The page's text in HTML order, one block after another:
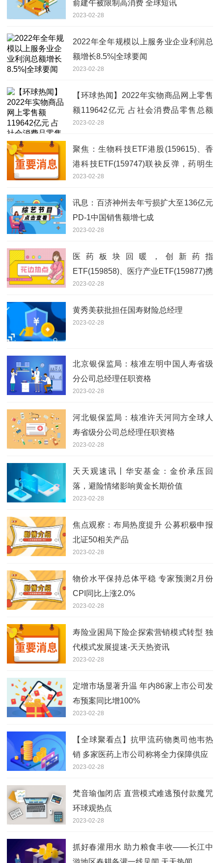
俞建午被限制高消费 全球短讯
2023-02-28
2022年全年规模以上服务业企业利润总
额增长8.5%|全球要闻
2023-02-28
【环球热闻】2022年实物商品网上零售
额119642亿元 占社会消费品零售总额
27.2%
2023-02-28
聚焦：生物科技ETF港股(159615)、香
港科技ETF(159747)联袂反弹，药明生
物一度涨超2.8%
2023-02-28
讯息：百济神州去年亏损扩大至136亿元
PD-1中国销售额增七成
2023-02-28
医药板块回暖，创新药指
ETF(159858)、医疗产业ETF(159877)携
手上扬
2023-02-28
黄秀美获批担任国寿财险总经理
2023-02-28
北京银保监局：核准左明中国人寿省级
分公司总经理任职资格
2023-02-28
河北银保监局：核准许天河同方全球人
寿省级分公司总经理任职资格
2023-02-28
天天观速讯丨华安基金：金价承压回
落，避险情绪影响黄金长期价值
2023-02-28
焦点观察：布局热度提升 公募积极申报
北证50相关产品
2023-02-28
物价水平保持总体平稳 专家预测2月份
CPI同比上涨2.0%
2023-02-28
寿险业困局下险企探索营销模式转型 独
代模式发展提速-天天热资讯
2023-02-28
定增市场显著升温 年内86家上市公司发
布预案同比增100%
2023-02-28
【全球聚看点】抗甲流药物奥司他韦热
销 多家医药上市公司称将全力保障供应
2023-02-28
梵音瑜伽闭店 直营模式难逃预付款魔咒
环球观热点
2023-02-28
抓好春灌用水 助力粮食丰收——长江中